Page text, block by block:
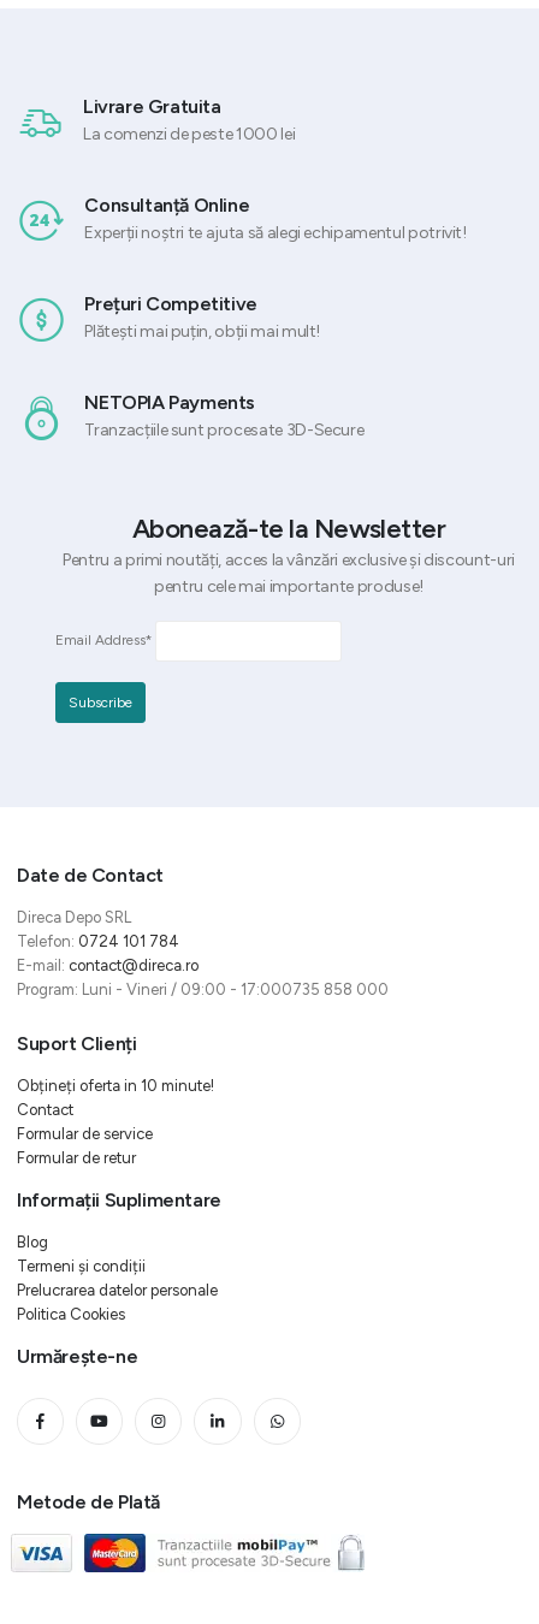
Livrare Gratuita
La comenzi de peste 1000 lei
Consultanță Online
Experții noștri te ajuta să alegi echipamentul potrivit!
Prețuri Competitive
Plătești mai puțin, obții mai mult!
NETOPIA Payments
Tranzacțiile sunt procesate 3D-Secure
Abonează-te la Newsletter
Pentru a primi noutăți, acces la vânzări exclusive și discount-uri
pentru cele mai importante produse!
Email Address*
Date de Contact
Direca Depo SRL
Telefon: 0724 101 784
E-mail: contact@direca.ro
Program: Luni - Vineri / 09:00 - 17:000735 858 000
Suport Clienți
Obțineți oferta in 10 minute!
Contact
Formular de service
Formular de retur
Informații Suplimentare
Blog
Termeni și condiții
Prelucrarea datelor personale
Politica Cookies
Urmărește-ne
Metode de Plată